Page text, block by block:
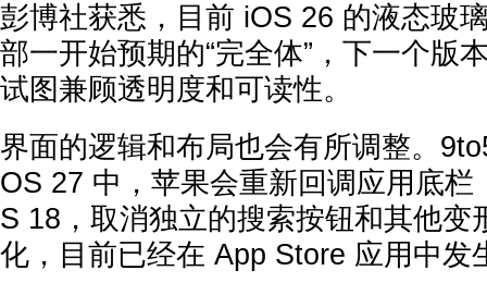
彭博社获悉，目前 iOS 26 的液态玻
部一开始预期的“完全体”，下一个版
试图兼顾透明度和可读性。
界面的逻辑和布局也会有所调整。
OS 27 中，苹果会重新回调应用底栏
S 18，取消独立的搜索按钮和其他
化，目前已经在 App Store 应用中发